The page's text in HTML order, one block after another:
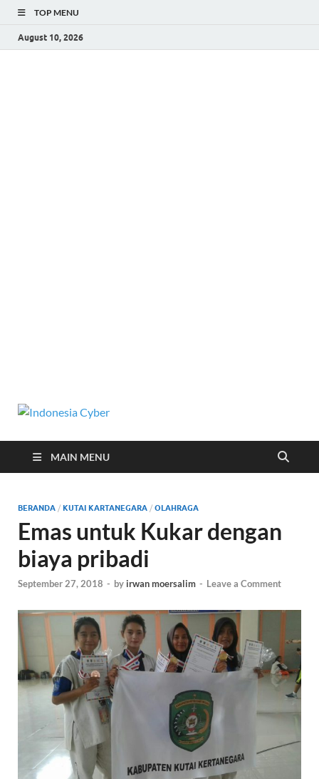
TOP MENU
August 10, 2026
Indonesia
Cyber
MAIN MENU
BERANDA / KUTAI KARTANEGARA / OLAHRAGA
Emas untuk Kukar dengan
biaya pribadi
September 27, 2018 - by irwan moersalim - Leave a Comment